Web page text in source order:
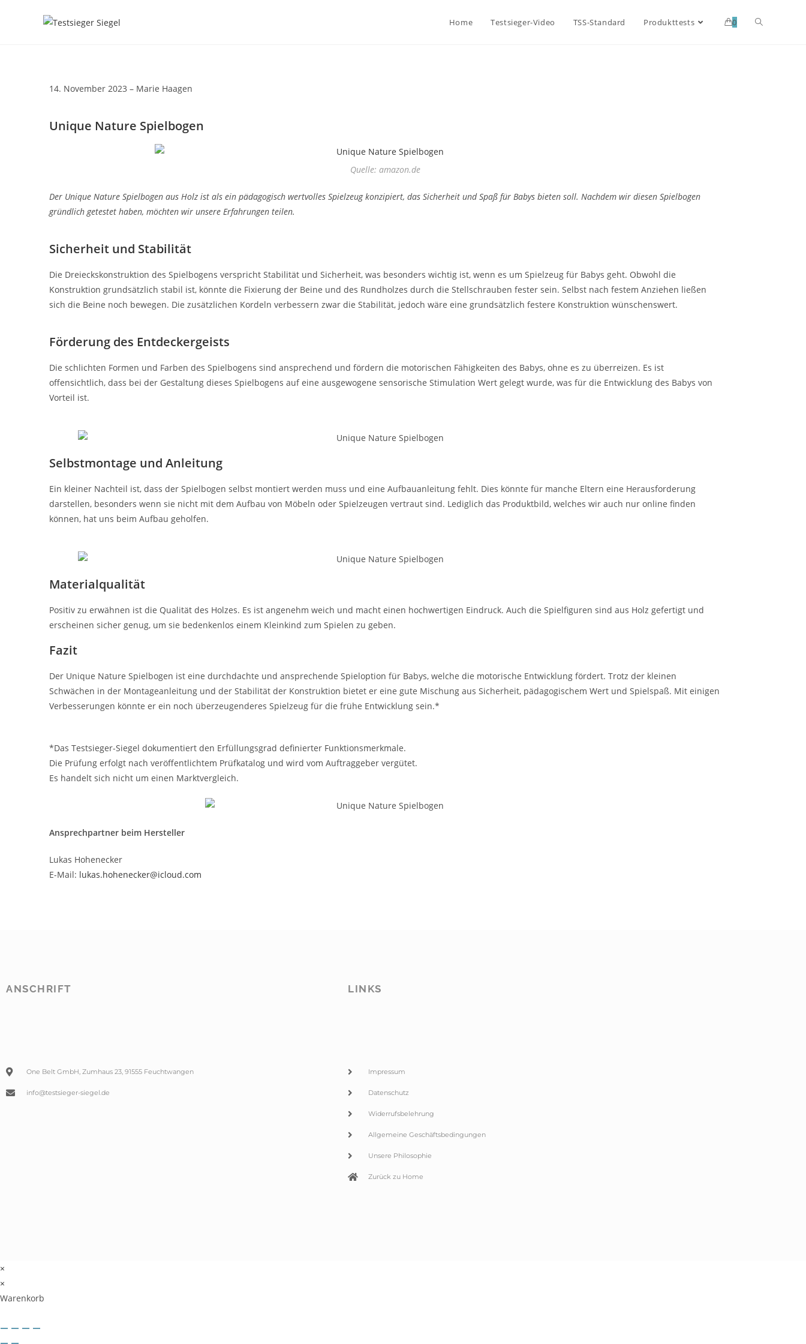
Home Testsieger-Video TSS-Standard Produkttests 0
14. November 2023 – Marie Haagen
Unique Nature Spielbogen
Quelle: amazon.de
Der Unique Nature Spielbogen aus Holz ist als ein pädagogisch wertvolles Spielzeug konzipiert, das Sicherheit und Spaß für Babys bieten soll. Nachdem wir diesen Spielbogen
gründlich getestet haben, möchten wir unsere Erfahrungen teilen.
Sicherheit und Stabilität
Die Dreieckskonstruktion des Spielbogens verspricht Stabilität und Sicherheit, was besonders wichtig ist, wenn es um Spielzeug für Babys geht. Obwohl die
Konstruktion grundsätzlich stabil ist, könnte die Fixierung der Beine und des Rundholzes durch die Stellschrauben fester sein. Selbst nach festem Anziehen ließen
sich die Beine noch bewegen. Die zusätzlichen Kordeln verbessern zwar die Stabilität, jedoch wäre eine grundsätzlich festere Konstruktion wünschenswert.
Förderung des Entdeckergeists
Die schlichten Formen und Farben des Spielbogens sind ansprechend und fördern die motorischen Fähigkeiten des Babys, ohne es zu überreizen. Es ist
offensichtlich, dass bei der Gestaltung dieses Spielbogens auf eine ausgewogene sensorische Stimulation Wert gelegt wurde, was für die Entwicklung des Babys von
Vorteil ist.
Selbstmontage und Anleitung
Ein kleiner Nachteil ist, dass der Spielbogen selbst montiert werden muss und eine Aufbauanleitung fehlt. Dies könnte für manche Eltern eine Herausforderung
darstellen, besonders wenn sie nicht mit dem Aufbau von Möbeln oder Spielzeugen vertraut sind. Lediglich das Produktbild, welches wir auch nur online finden
können, hat uns beim Aufbau geholfen.
Materialqualität
Positiv zu erwähnen ist die Qualität des Holzes. Es ist angenehm weich und macht einen hochwertigen Eindruck. Auch die Spielfiguren sind aus Holz gefertigt und
erscheinen sicher genug, um sie bedenkenlos einem Kleinkind zum Spielen zu geben.
Fazit
Der Unique Nature Spielbogen ist eine durchdachte und ansprechende Spieloption für Babys, welche die motorische Entwicklung fördert. Trotz der kleinen
Schwächen in der Montageanleitung und der Stabilität der Konstruktion bietet er eine gute Mischung aus Sicherheit, pädagogischem Wert und Spielspaß. Mit einigen
Verbesserungen könnte er ein noch überzeugenderes Spielzeug für die frühe Entwicklung sein.*
*Das Testsieger-Siegel dokumentiert den Erfüllungsgrad definierter Funktionsmerkmale.
Die Prüfung erfolgt nach veröffentlichtem Prüfkatalog und wird vom Auftraggeber vergütet.
Es handelt sich nicht um einen Marktvergleich.
Ansprechpartner beim Hersteller
Lukas Hohenecker
E-Mail: lukas.hohenecker@icloud.com
ANSCHRIFT
One Belt GmbH, Zumhaus 23, 91555 Feuchtwangen
info@testsieger-siegel.de
LINKS
Impressum
Datenschutz
Widerrufsbelehrung
Allgemeine Geschäftsbedingungen
Unsere Philosophie
Zurück zu Home
×
×
Warenkorb